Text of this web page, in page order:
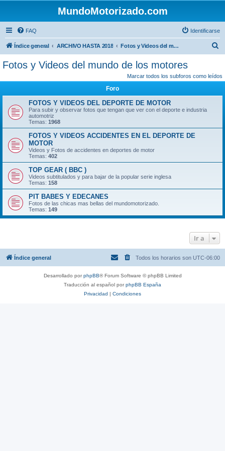
MundoMotorizado.com
FAQ Identificarse
Índice general ARCHIVO HASTA 2018 Fotos y Videos del mundo de los motores
c
Fotos y Videos del mundo de los motores
Marcar todos los subforos como leídos
Foro
FOTOS Y VIDEOS DEL DEPORTE DE MOTOR
Para subir y observar fotos que tengan que ver con el deporte e industria
automotriz
Temas: 1968
FOTOS Y VIDEOS ACCIDENTES EN EL DEPORTE DE
MOTOR
Videos y Fotos de accidentes en deportes de motor
Temas: 402
TOP GEAR ( BBC )
Videos subtitulados y para bajar de la popular serie inglesa
Temas: 158
PIT BABES Y EDECANES
Fotos de las chicas mas bellas del mundomotorizado.
Temas: 149
Ir a
Índice general Todos los horarios son UTC-06:00
Desarrollado porphpBB® Forum Software © phpBB Limited
Traducción al español porphpBB España
Privacidad | Condiciones